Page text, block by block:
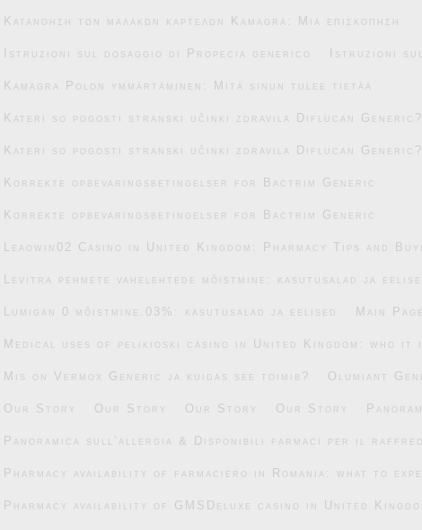
Κατανόηση των μαλακών καρτελών Kamagra: Μια επισκόπηση
Istruzioni sul dosaggio di Propecia generico Istruzioni
Kamagra Polon ymmärtäminen: Mitä sinun tulee tietää
Kateri so pogosti stranski učinki zdravila Diflucan
Kateri so pogosti stranski učinki zdravila Diflucan
Korrekte opbevaringsbetingelser for Bactrim Generic
Korrekte opbevaringsbetingelser for Bactrim Generic
Leaowin02 Casino in United Kingdom: Pharmacy Tips and
Levitra pehmete vahelehtede mõistmine: kasutusalad ja
Lumigan 0 mõistmine.03%: kasutusalad ja eelised Main Page
Medical uses of pelikioski casino in United Kingdom: who it
Mis on Vermox Generic ja kuidas see toimib? Olumiant
Our Story Our Story Our Story Our Story
Panoramica sull’allergia & Disponibili farmaci per il
Pharmacy availability of farmaciero in Romania: what to
Pharmacy availability of GMSDeluxe casino in United